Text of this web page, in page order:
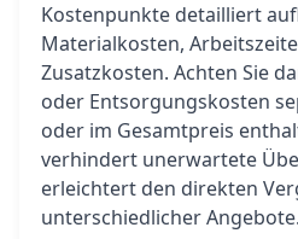
Kostenpunkte detailliert
Materialkosten,
Zusatzkosten. Achten Sie
oder Entsorgungskosten
oder im Gesamtpreis
verhindert unerwartete
erleichtert den direkten
unterschiedlicher Angebote.